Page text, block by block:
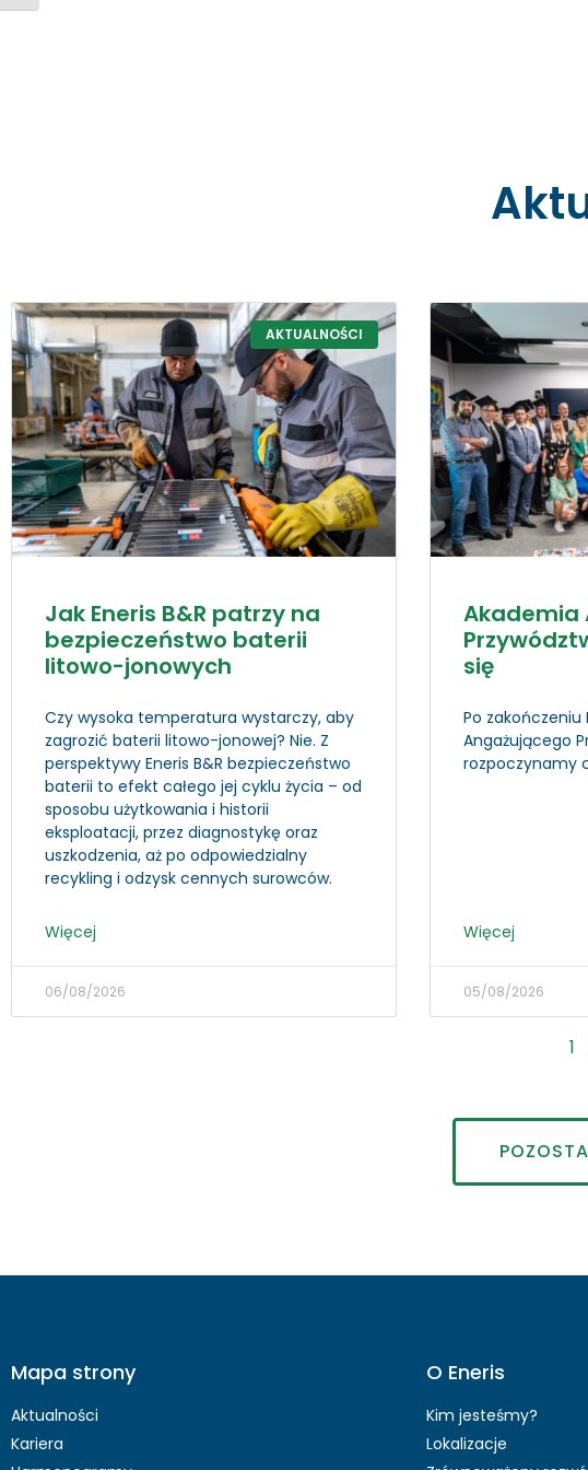
AKTUALNOŚCI
Jak Eneris B&R patrzy na
bezpieczeństwo baterii
litowo-jonowych
Czy wysoka temperatura wystarczy, aby
zagrozić baterii litowo-jonowej? Nie. Z
perspektywy Eneris B&R bezpieczeństwo
baterii to efekt całego jej cyklu życia – od
sposobu użytkowania i historii
eksploatacji, przez diagnostykę oraz
uszkodzenia, aż po odpowiedzialny
recykling i odzysk cennych surowców.
Więcej
06/08/2026
Akademia
się
Po zakończeniu
Angażującego
rozpoczynamy
Więcej
05/08/2026
1
Mapa strony
Aktualności
Kariera
O Eneris
Kim jesteśmy?
Lokalizacje